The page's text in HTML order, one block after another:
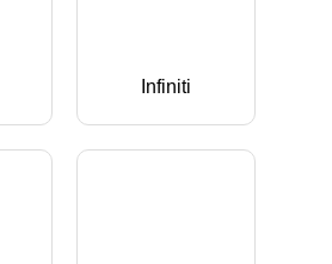
Infiniti